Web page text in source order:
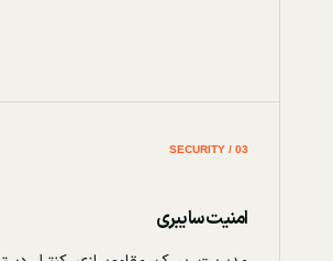
03 / SECURITY
امنیت سایبری